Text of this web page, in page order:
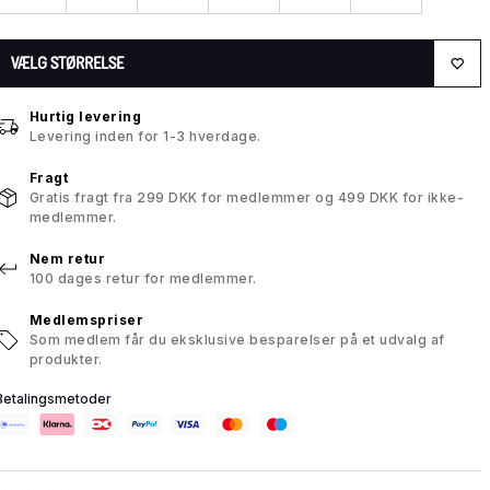
VÆLG STØRRELSE
Hurtig levering
Levering inden for 1-3 hverdage.
Fragt
Gratis fragt fra 299 DKK for medlemmer og 499 DKK for ikke-
medlemmer.
Nem retur
100 dages retur for medlemmer.
Medlemspriser
Som medlem får du eksklusive besparelser på et udvalg af
produkter.